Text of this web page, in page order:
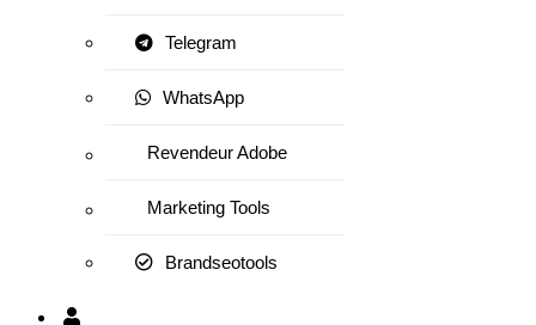
Telegram
WhatsApp
Revendeur Adobe
Marketing Tools
Brandseotools